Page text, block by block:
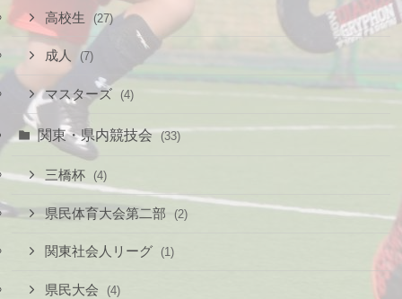
高校生 (27)
成人 (7)
マスターズ (4)
関東・県内競技会 (33)
三橋杯 (4)
県民体育大会第二部 (2)
関東社会人リーグ (1)
県民大会 (4)